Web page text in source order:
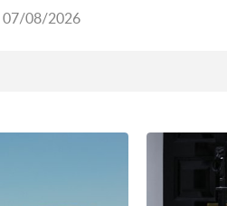
07/08/2026